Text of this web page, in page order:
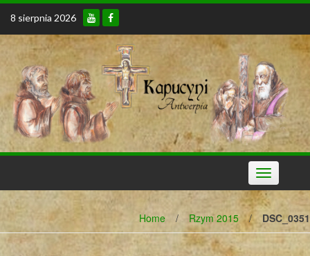
Skip
content
8 sierpnia 2026
Toggle
navigation
Home / Rzym 2015 / DSC_0351